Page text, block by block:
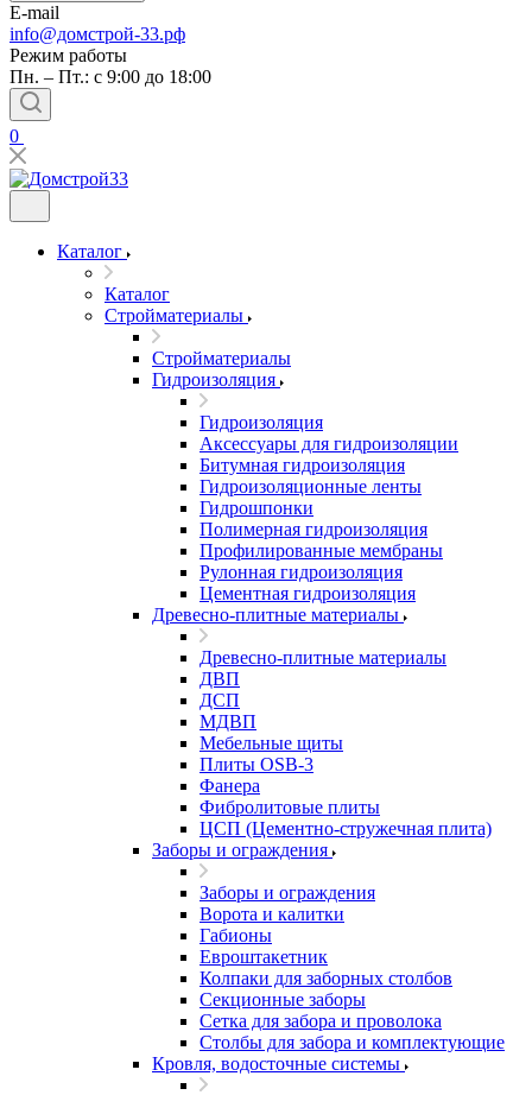
E-mail
info@домстрой-33.рф
Режим работы
Пн. – Пт.: с 9:00 до 18:00
0
Каталог
Каталог
Стройматериалы
Стройматериалы
Гидроизоляция
Гидроизоляция
Аксессуары для гидроизоляции
Битумная гидроизоляция
Гидроизоляционные ленты
Гидрошпонки
Полимерная гидроизоляция
Профилированные мембраны
Рулонная гидроизоляция
Цементная гидроизоляция
Древесно-плитные материалы
Древесно-плитные материалы
ДВП
ДСП
МДВП
Мебельные щиты
Плиты OSB-3
Фанера
Фибролитовые плиты
ЦСП (Цементно-стружечная плита)
Заборы и ограждения
Заборы и ограждения
Ворота и калитки
Габионы
Евроштакетник
Колпаки для заборных столбов
Секционные заборы
Сетка для забора и проволока
Столбы для забора и комплектующие
Кровля, водосточные системы